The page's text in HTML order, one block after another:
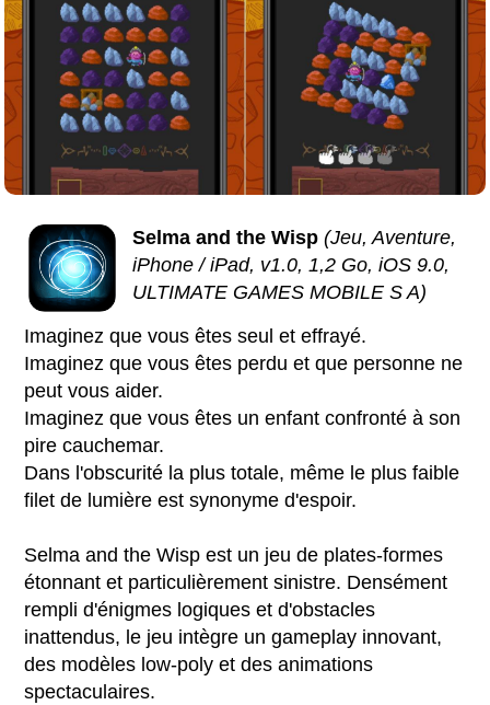
Selma and the Wisp (Jeu, Aventure,
iPhone / iPad, v1.0, 1,2 Go, iOS 9.0,
ULTIMATE GAMES MOBILE S A)
Imaginez que vous êtes seul et effrayé.
Imaginez que vous êtes perdu et que personne ne
peut vous aider.
Imaginez que vous êtes un enfant confronté à son
pire cauchemar.
Dans l'obscurité la plus totale, même le plus faible
filet de lumière est synonyme d'espoir.
Selma and the Wisp est un jeu de plates-formes
étonnant et particulièrement sinistre. Densément
rempli d'énigmes logiques et d'obstacles
inattendus, le jeu intègre un gameplay innovant,
des modèles low-poly et des animations
spectaculaires.